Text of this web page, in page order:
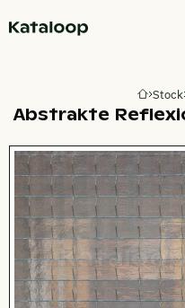
Zur
Stock
Abstrakte